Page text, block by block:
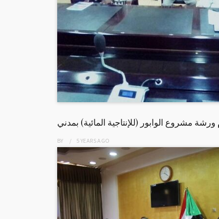
ورشة مشروع الوابور (للإنتاجية المائية) بمدني
BY 5 YEARSAGO